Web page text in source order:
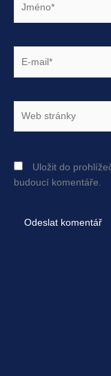
mail*
Uložit do
budoucí komentáře.